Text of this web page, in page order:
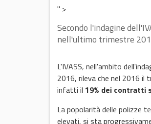
" >
Secondo l'indagine
nell'ultimo trimestre
L'IVASS, nell'ambito
2016, rileva che nel 2016 il
infatti il 19% dei contratti
La popolarità delle polizze
elevati, si sta